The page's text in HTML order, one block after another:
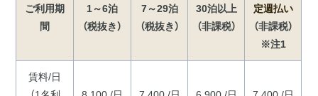
ご利用期
間
1～6泊
（税抜き）
7～29泊
（税抜き）
30泊以上
（非課税）
定週払い
（非課税）
※注1
賃料/日